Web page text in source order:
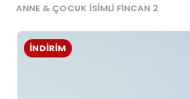
ANNE & ÇOCUK İSIMLI FINCAN 2
İNDIRIM